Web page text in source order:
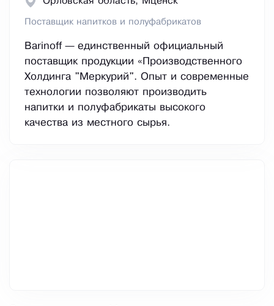
Поставщик напитков и полуфабрикатов
Barinoff — единственный официальный
поставщик продукции «Производственного
Холдинга "Меркурий". Опыт и современные
технологии позволяют производить
напитки и полуфабрикаты высокого
качества из местного сырья.